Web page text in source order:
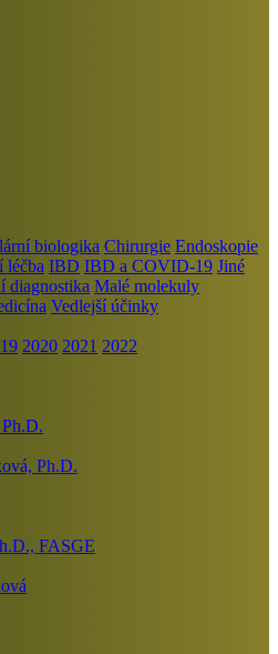
biologika Chirurgie Endoskopie
léčba IBD IBD a COVID-19 Jiné
diagnostika Malé molekuly
Vedlejší účinky
2020 2021 2022
Ph.D.
FASGE